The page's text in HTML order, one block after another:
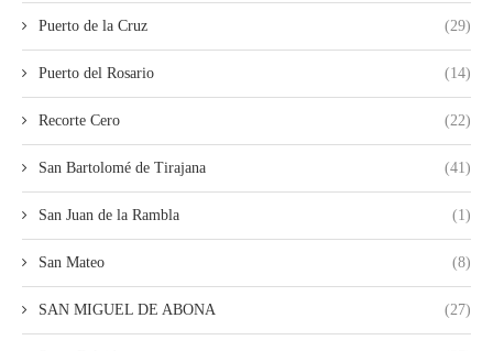
Puerto de la Cruz (29)
Puerto del Rosario (14)
Recorte Cero (22)
San Bartolomé de Tirajana (41)
San Juan de la Rambla (1)
San Mateo (8)
SAN MIGUEL DE ABONA (27)